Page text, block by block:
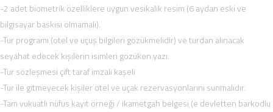
-2 adet biometrik özelliklere uygun vesikalık resim (6 aydan eski ve
bilgisayar baskısı olmamalı).
-Tur programı (otel ve uçuş bilgileri gözükmelidir) ve turdan alınacak
seyahat edecek kişilerin isimleri gözüken yazı.
-Tur sözleşmesi çift taraf imzalı kaşeli
-Tur ile gitmeyecek kişiler otel ve uçak rezervasyonlarını sunmalıdır.
-Tam vukuatlı nüfus kayıt örneği / ikametgah belgesi (e devletten barkodlu